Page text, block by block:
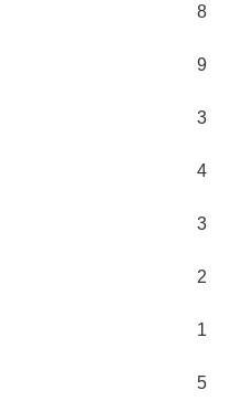
8
9
3
4
3
2
1
5